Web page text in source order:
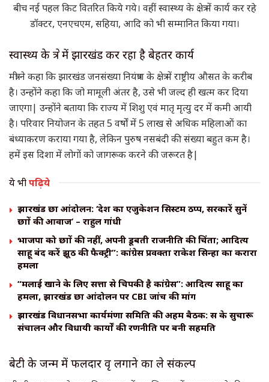
बीच नई पहल किट वितरित किये गये। वहीं स्वास्थ्य के क्षेत्र में कार्य कर रहे
डॉक्टर, एनएचएम, सहिया, आदि को भी सम्मानित किया गया।
स्वास्थ्य के क्षेत्र में झारखंड कर रहा है बेहतर कार्य
मंत्री ने कहा कि झारखंड जनसंख्या नियंत्रण के क्षेत्र में राष्ट्रीय औसत के करीब
है। उन्होंने कहा कि जो मामूली अंतर है, उसे भी जल्द ही खत्म कर दिया
जाएगा| उन्होंने बताया कि राज्य में शिशु एवं मातृ मृत्यु दर में कमी आयी
है। परिवार नियोजन के तहत 5 वर्षों में 5 लाख से अधिक महिलाओं का
बंध्याकरण कराया गया है, लेकिन पुरुष नसबंदी की संख्या बहुत कम है।
हमें इस दिशा में लोगों को जागरूक करने की जरूरत है|
ये भीपढ़िये
झारखंड छात्र आंदोलन: ‘देश का एजुकेशन सिस्टम ठप्प, सरकारें सुनें
छात्रों की आवाज’ – राहुल गांधी
भाजपा को छात्रों की नहीं, अपनी डूबती राजनीति की चिंता; आदित्य
साहू बंद करें झूठ की फैक्ट्री”: कांग्रेस प्रवक्ता राकेश सिन्हा का करारा
हमला
“मलाई खाने के लिए सत्ता से चिपकी है कांग्रेस”: आदित्य साहू का
हमला, झारखंड छात्र आंदोलन पर CBI जांच की मांग
झारखंड विधानसभा कार्यमंत्रणा समिति की अहम बैठक: सत्र के सुचारू
संचालन और विधायी कार्यों की रणनीति पर बनी सहमति
बेटी के जन्म में फलदार वृक्ष लगाने का ले संकल्प